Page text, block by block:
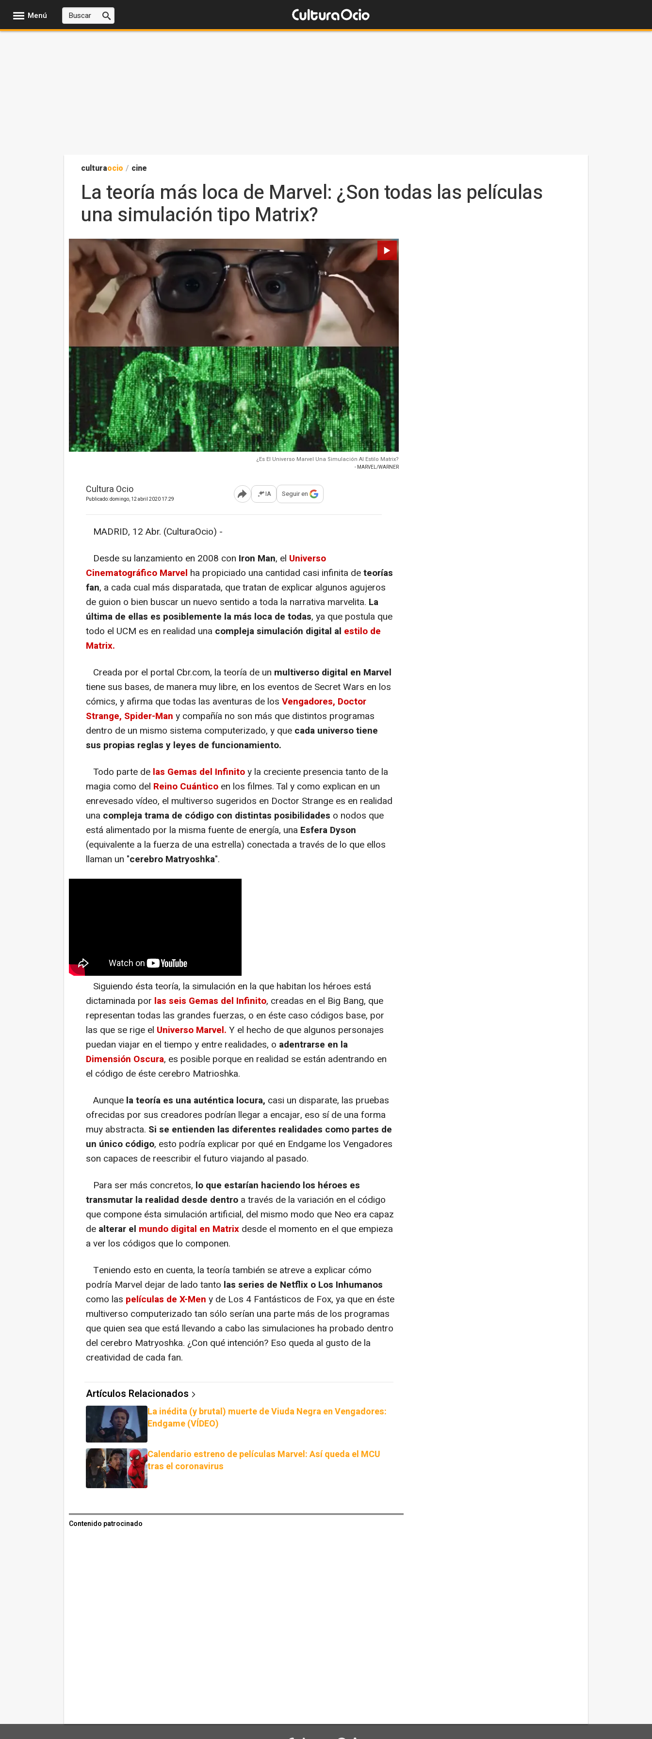
Menú
culturaocio / cine
La teoría más loca de Marvel: ¿Son todas las películas
una simulación tipo Matrix?
¿Es El Universo Marvel Una Simulación Al Estilo Matrix?
- MARVEL/WARNER
Cultura Ocio
Publicado: domingo, 12 abril 2020 17:29 Abrir opciones para compartir
IA Seguir en
MADRID, 12 Abr. (CulturaOcio) -
Desde su lanzamiento en 2008 con Iron Man, el Universo
Cinematográfico Marvel ha propiciado una cantidad casi infinita deteorías
fan, a cada cual más disparatada, que tratan de explicar algunos agujeros
de guion o bien buscar un nuevo sentido a toda la narrativa marvelita. La
última de ellas es posiblemente la más loca de todas, ya que postula que
todo el UCM es en realidad una compleja simulación digital al estilo de
Matrix.
Creada por el portal Cbr.com, la teoría de un multiverso digital en Marvel
tiene sus bases, de manera muy libre, en los eventos de Secret Wars en los
cómics, y afirma que todas las aventuras de los Vengadores, Doctor
Strange, Spider-Man y compañía no son más que distintos programas
dentro de un mismo sistema computerizado, y que cada universo tiene
sus propias reglas y leyes de funcionamiento.
Todo parte de las Gemas del Infinitoy la creciente presencia tanto de la
magia como del Reino Cuántico en los filmes. Tal y como explican en un
enrevesado vídeo, el multiverso sugeridos en Doctor Strange es en realidad
una compleja trama de código con distintas posibilidades o nodos que
está alimentado por la misma fuente de energía, una Esfera Dyson
(equivalente a la fuerza de una estrella) conectada a través de lo que ellos
llaman un "cerebro Matryoshka".
Siguiendo ésta teoría, la simulación en la que habitan los héroes está
dictaminada por las seis Gemas del Infinito, creadas en el Big Bang, que
representan todas las grandes fuerzas, o en éste caso códigos base, por
las que se rige el Universo Marvel. Y el hecho de que algunos personajes
puedan viajar en el tiempo y entre realidades, o adentrarse en la
Dimensión Oscura, es posible porque en realidad se están adentrando en
el código de éste cerebro Matrioshka.
Aunque la teoría es una auténtica locura, casi un disparate, las pruebas
ofrecidas por sus creadores podrían llegar a encajar, eso sí de una forma
muy abstracta. Si se entienden las diferentes realidades como partes de
un único código, esto podría explicar por qué en Endgame los Vengadores
son capaces de reescribir el futuro viajando al pasado.
Para ser más concretos, lo que estarían haciendo los héroes es
transmutar la realidad desde dentro a través de la variación en el código
que compone ésta simulación artificial, del mismo modo que Neo era capaz
de alterar el mundo digital en Matrix desde el momento en el que empieza
a ver los códigos que lo componen.
Teniendo esto en cuenta, la teoría también se atreve a explicar cómo
podría Marvel dejar de lado tanto las series de Netflix o Los Inhumanos
como las películas de X-Men y de Los 4 Fantásticos de Fox, ya que en éste
multiverso computerizado tan sólo serían una parte más de los programas
que quien sea que está llevando a cabo las simulaciones ha probado dentro
del cerebro Matryoshka. ¿Con qué intención? Eso queda al gusto de la
creatividad de cada fan.
Artículos Relacionados
La inédita (y brutal) muerte de Viuda Negra en Vengadores:
Endgame (VÍDEO)
Calendario estreno de películas Marvel: Así queda el MCU
tras el coronavirus
Contenido patrocinado